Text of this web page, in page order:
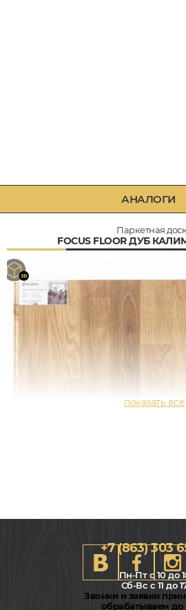
АНАЛОГИ
Паркетная
FOCUS FLOOR ДУБ
+7 (863) 303
Пн-Пт с 10 до
Сб-Вс с 11 до
Звонки и заявки
обрабатываем до